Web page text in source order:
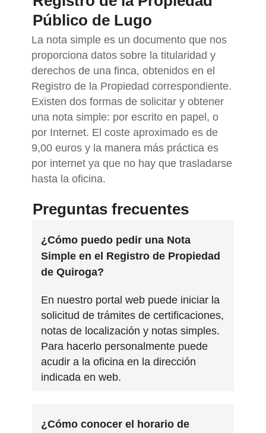
Público de Lugo
La nota simple es un documento que nos
proporciona datos sobre la titularidad y
derechos de una finca, obtenidos en el
Registro de la Propiedad correspondiente.
Existen dos formas de solicitar y obtener
una nota simple: por escrito en papel, o
por Internet. El coste aproximado es de
9,00 euros y la manera más práctica es
por internet ya que no hay que trasladarse
hasta la oficina.
Preguntas frecuentes
¿Cómo puedo pedir una Nota
Simple en el Registro de Propiedad
de Quiroga?
En nuestro portal web puede iniciar la
solicitud de trámites de certificaciones,
notas de localización y notas simples.
Para hacerlo personalmente puede
acudir a la oficina en la dirección
indicada en web.
¿Cómo conocer el horario de